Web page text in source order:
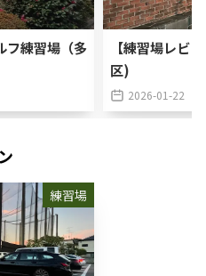
フ練習場（多
【練習場レビ
区)
2026-01-22
練習場